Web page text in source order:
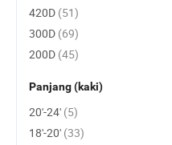
420D (51)
300D (69)
200D (45)
Panjang (kaki)
20'-24' (5)
18'-20' (33)